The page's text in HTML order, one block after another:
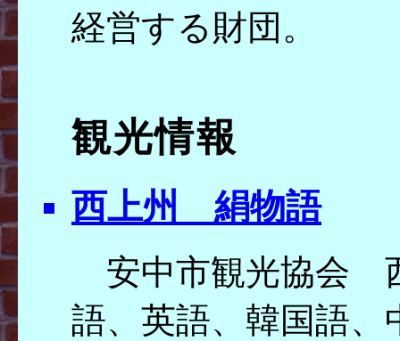
経営する財団。
観光情報
西上州 絹物語
安中市観光協会
語、英語、韓国語